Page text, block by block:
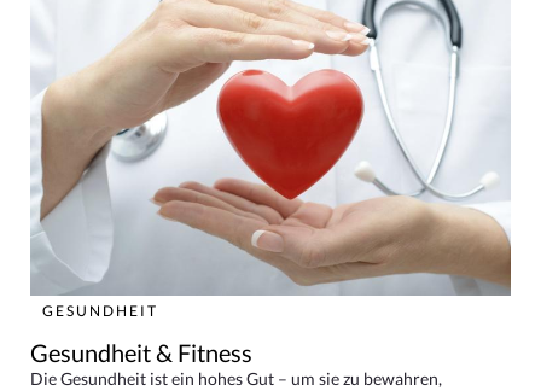
GESUNDHEIT
Gesundheit & Fitness
Die Gesundheit ist ein hohes Gut – um sie zu bewahren,